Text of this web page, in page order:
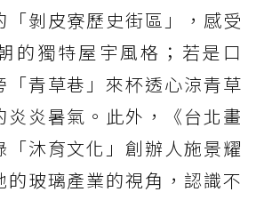
剝皮寮歷史街區」，感受
的獨特屋宇風格；若是口
「青草巷」來杯透心涼青草
炎炎暑氣。此外，《台北畫
「沐育文化」創辦人施景耀
的玻璃產業的視角，認識不